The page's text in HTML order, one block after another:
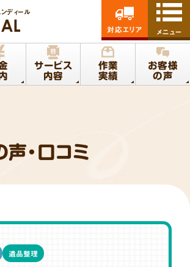
ディール
サービス
内容
作業
実績
お客様
の声
対応エリア メニュー
・口コミ
遺品整理